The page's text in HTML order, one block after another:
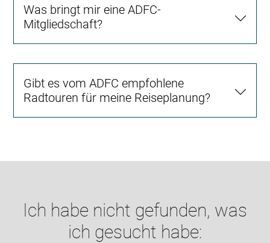
Was bringt mir eine ADFC-
Mitgliedschaft?
Gibt es vom ADFC empfohlene
Radtouren für meine Reiseplanung?
Ich habe nicht gefunden, was
ich gesucht habe: